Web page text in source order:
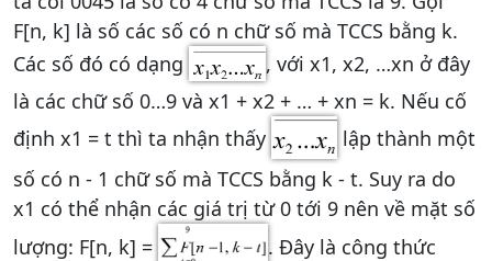
F[n, k] là số các số có n chữ số mà TCCS bằng k.
Các số đó có dạng
, với x1, x2, …xn ở đây
là các chữ số 0…9 và x1 + x2 + … + xn = k. Nếu cố
định x1 = t thì ta nhận thấy
lập thành một
số có n - 1 chữ số mà TCCS bằng k - t. Suy ra do
x1 có thể nhận các giá trị từ 0 tới 9 nên về mặt số
lượng: F[n, k] =
. Đây là công thức